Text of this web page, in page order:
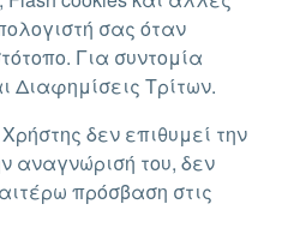
σας όταν
Για συντομία
Διαφημίσεις Τρίτων.
δεν επιθυμεί την
αναγνώρισή του, δεν
πρόσβαση στις